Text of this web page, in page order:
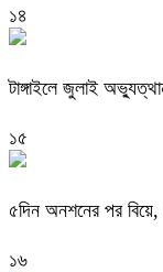
১৪
টাঙ্গাইলে জুলাই
১৫
৫দিন অনশনের পর
১৬